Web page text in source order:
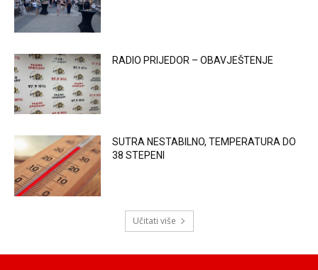
RADIO PRIJEDOR – OBAVJEŠTENJE
SUTRA NESTABILNO, TEMPERATURA DO
38 STEPENI
Učitati više